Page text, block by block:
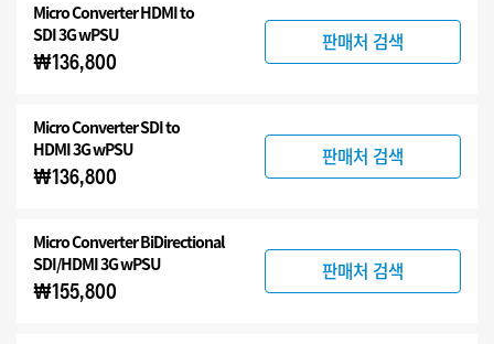
Micro ConverterHDMI to
SDI 3G wPSU
₩136,800
판매처 검색
Micro ConverterSDI to
HDMI 3G wPSU
₩136,800
판매처 검색
Micro ConverterBiDirectional
SDI/HDMI 3G wPSU
₩155,800
판매처 검색